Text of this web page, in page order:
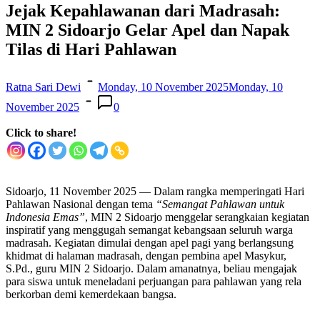
Jejak Kepahlawanan dari Madrasah:
MIN 2 Sidoarjo Gelar Apel dan Napak
Tilas di Hari Pahlawan
Ratna Sari Dewi Monday, 10 November 2025Monday, 10
November 2025
0
Click to share!
Sidoarjo, 11 November 2025 — Dalam rangka memperingati Hari
Pahlawan Nasional dengan tema “Semangat Pahlawan untuk
Indonesia Emas”, MIN 2 Sidoarjo menggelar serangkaian kegiatan
inspiratif yang menggugah semangat kebangsaan seluruh warga
madrasah. Kegiatan dimulai dengan apel pagi yang berlangsung
khidmat di halaman madrasah, dengan pembina apel Masykur,
S.Pd., guru MIN 2 Sidoarjo. Dalam amanatnya, beliau mengajak
para siswa untuk meneladani perjuangan para pahlawan yang rela
berkorban demi kemerdekaan bangsa.